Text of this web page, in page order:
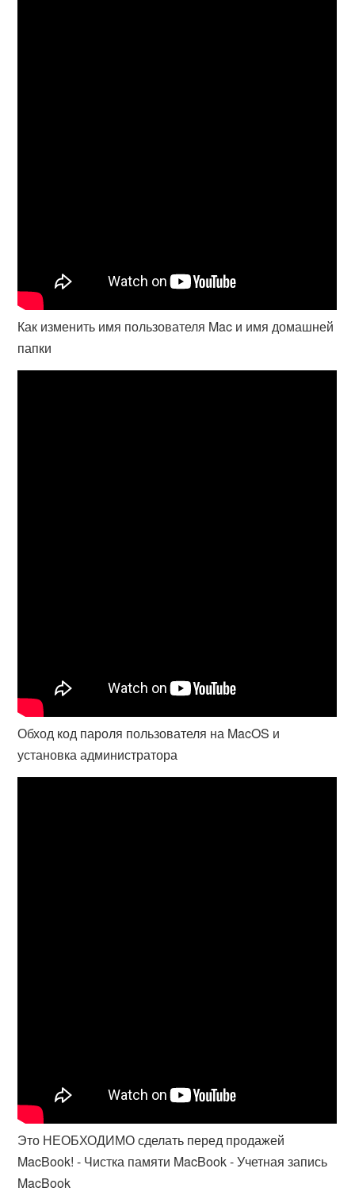
Как изменить имя пользователя Mac и имя домашней
папки
Обход код пароля пользователя на MacOS и
установка администратора
Это НЕОБХОДИМО сделать перед продажей
MacBook! - Чистка памяти MacBook - Учетная запись
MacBook